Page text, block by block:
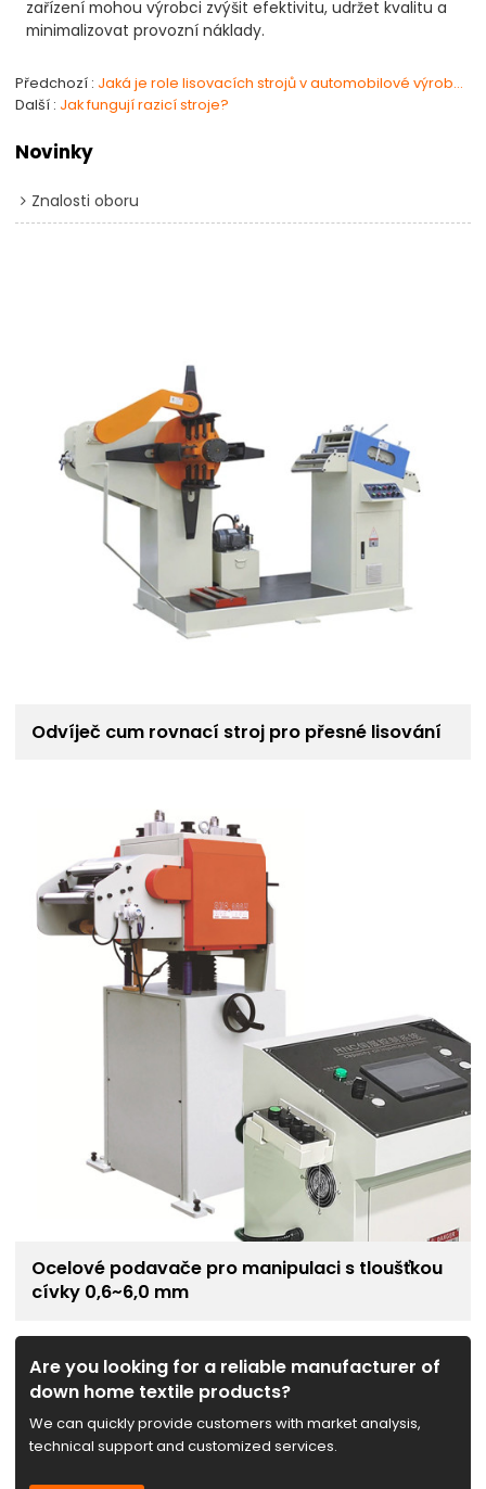
zařízení mohou výrobci zvýšit efektivitu, udržet kvalitu a
minimalizovat provozní náklady.
Předchozí
Jaká je role lisovacích strojů v automobilové výrobě?
Další Jak fungují razicí stroje?
Novinky
Znalosti oboru
Odvíječ cum rovnací stroj pro přesné lisování
Ocelové podavače pro manipulaci s tloušťkou
cívky 0,6~6,0 mm
Are you looking for a reliable manufacturer of
down home textile products?
We can quickly provide customers with market analysis,
technical support and customized services.